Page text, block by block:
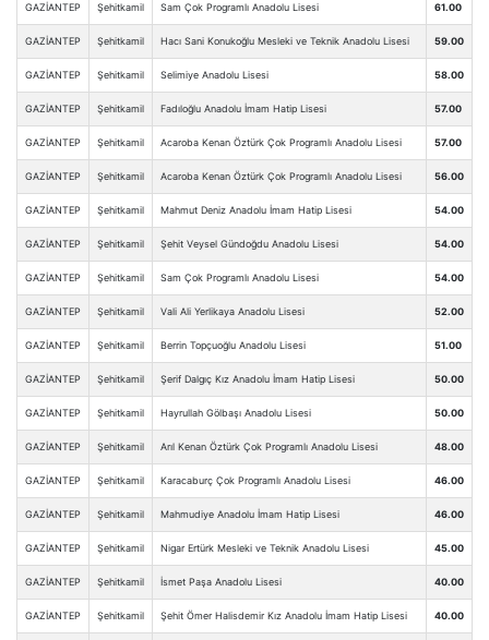
GAZİANTEP Şehitkamil Sam Çok Programlı Anadolu Lisesi 61.00
GAZİANTEP Şehitkamil Hacı Sani Konukoğlu Mesleki ve Teknik Anadolu Lisesi 59.00
GAZİANTEP Şehitkamil Selimiye Anadolu Lisesi 58.00
GAZİANTEP Şehitkamil Fadıloğlu Anadolu İmam Hatip Lisesi 57.00
GAZİANTEP Şehitkamil Acaroba Kenan Öztürk Çok Programlı Anadolu Lisesi 57.00
GAZİANTEP Şehitkamil Acaroba Kenan Öztürk Çok Programlı Anadolu Lisesi 56.00
GAZİANTEP Şehitkamil Mahmut Deniz Anadolu İmam Hatip Lisesi 54.00
GAZİANTEP Şehitkamil Şehit Veysel Gündoğdu Anadolu Lisesi 54.00
GAZİANTEP Şehitkamil Sam Çok Programlı Anadolu Lisesi 54.00
GAZİANTEP Şehitkamil Vali Ali Yerlikaya Anadolu Lisesi 52.00
GAZİANTEP Şehitkamil Berrin Topçuoğlu Anadolu Lisesi 51.00
GAZİANTEP Şehitkamil Şerif Dalgıç Kız Anadolu İmam Hatip Lisesi 50.00
GAZİANTEP Şehitkamil Hayrullah Gölbaşı Anadolu Lisesi 50.00
GAZİANTEP Şehitkamil Arıl Kenan Öztürk Çok Programlı Anadolu Lisesi 48.00
GAZİANTEP Şehitkamil Karacaburç Çok Programlı Anadolu Lisesi 46.00
GAZİANTEP Şehitkamil Mahmudiye Anadolu İmam Hatip Lisesi 46.00
GAZİANTEP Şehitkamil Nigar Ertürk Mesleki ve Teknik Anadolu Lisesi 45.00
GAZİANTEP Şehitkamil İsmet Paşa Anadolu Lisesi 40.00
GAZİANTEP Şehitkamil Şehit Ömer Halisdemir Kız Anadolu İmam Hatip Lisesi 40.00